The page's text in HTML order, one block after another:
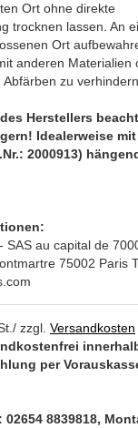
Ort ohne direkte
trocknen lassen. An
Ort
anderen Materialien
zu verhindern.
Herstellers
Idealerweise
2000913)
SAS au capital de
75002 Paris
zzgl. Versandkosten
per
8839818,